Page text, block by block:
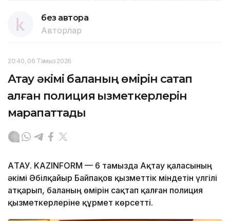
без автора
Авторлар
20:40, 06 Тамыз 2026
Ақтау әкімі баланың өмірін сақтап
қалған полиция қызметкерлерін
марапаттады
АҚТАУ. KAZINFORM — 6 тамызда Ақтау қаласының
әкімі Әбілқайыр Байпақов қызметтік міндетін үлгілі
атқарып, баланың өмірін сақтап қалған полиция
қызметкерлеріне құрмет көрсетті.